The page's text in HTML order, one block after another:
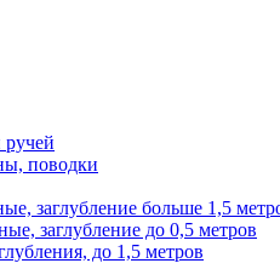
поводки
заглубление больше 1,5
заглубление до 0,5 метров
до 1,5 метров